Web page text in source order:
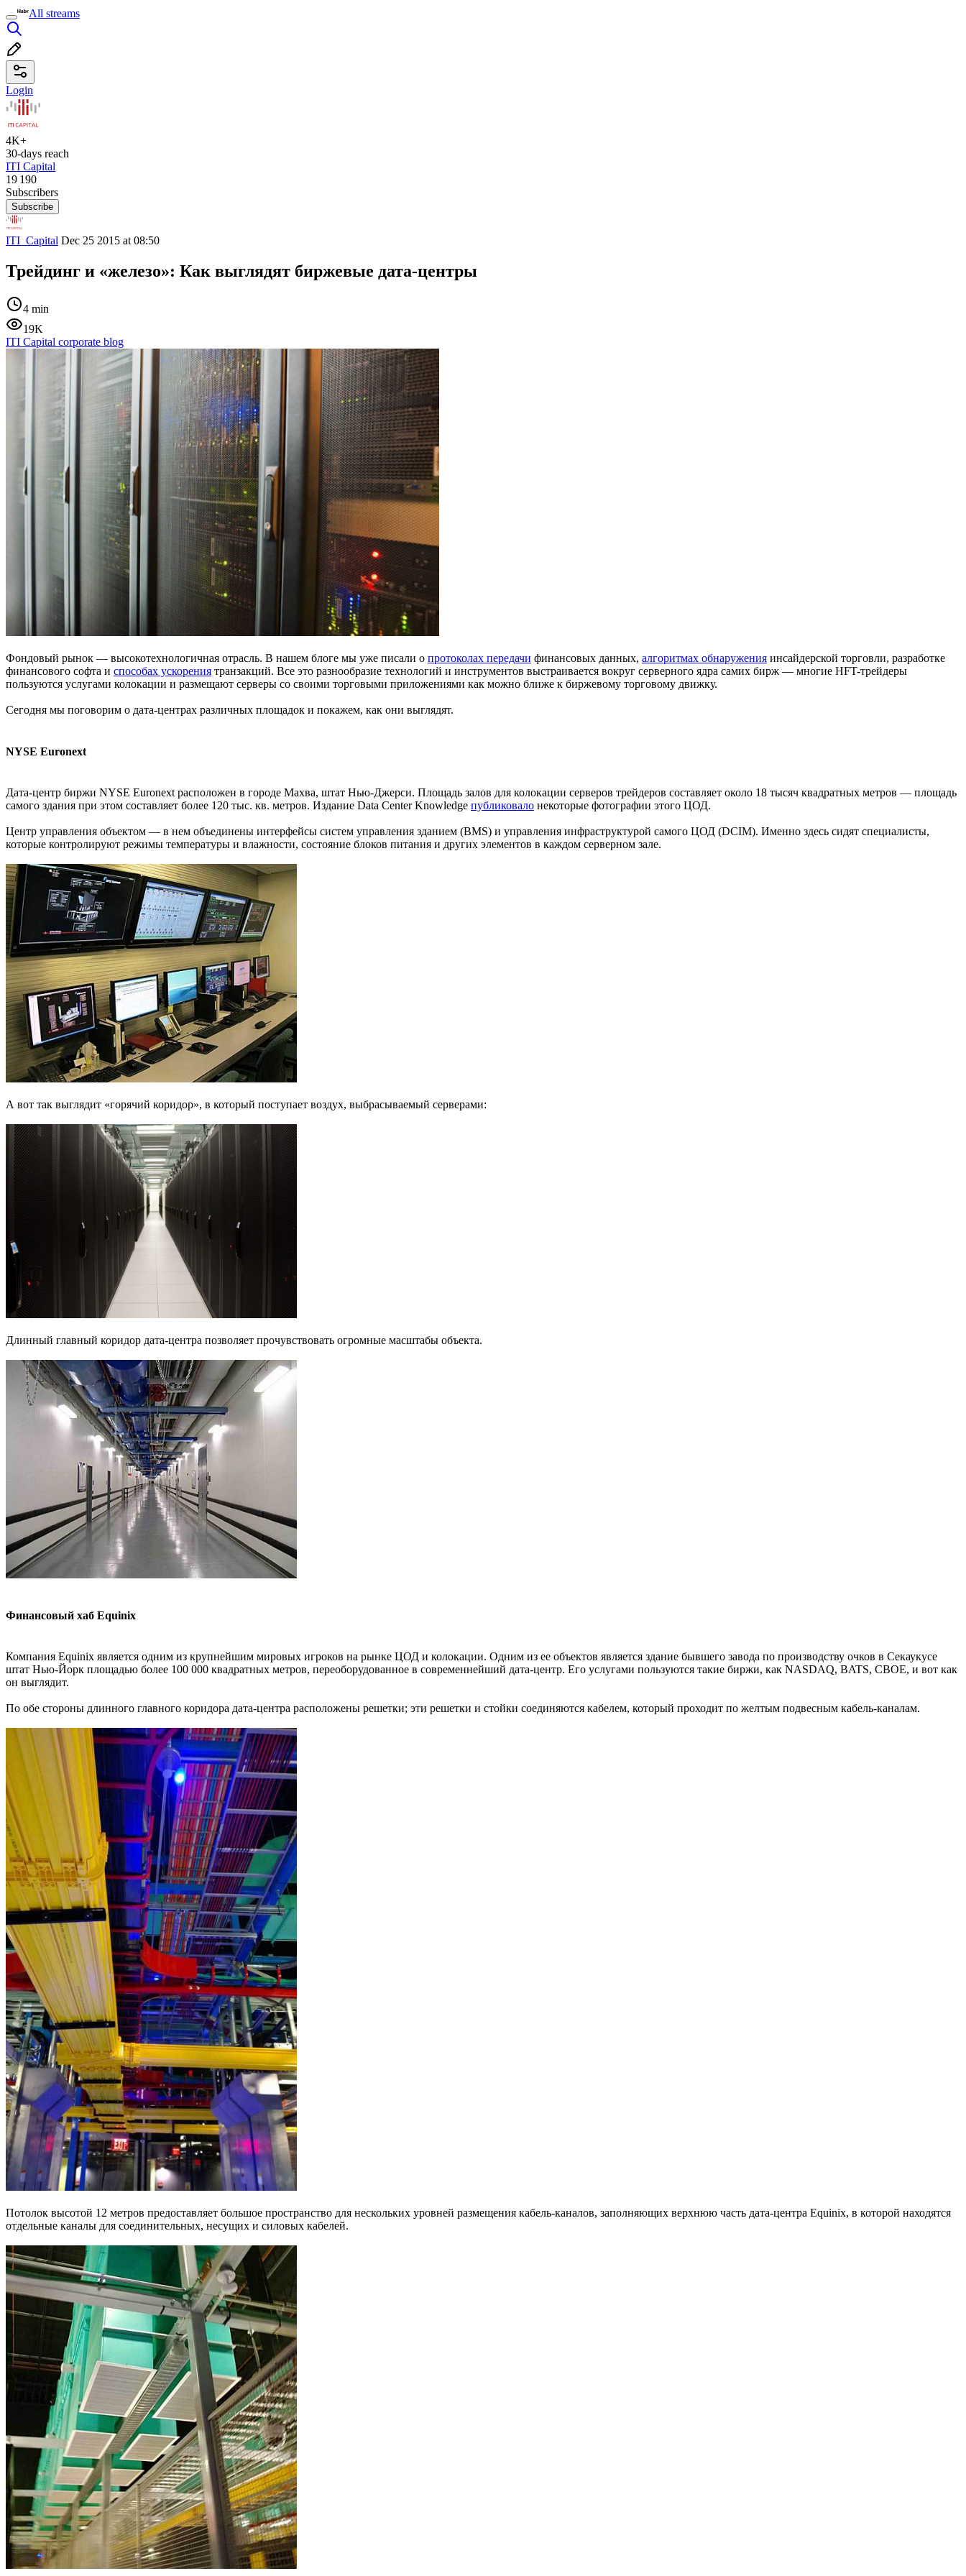
All streams
Login
4K+
30-days reach
ITI Capital
19 190
Subscribers
Subscribe
ITI_Capital Dec 25 2015 at 08:50
Трейдинг и «железо»: Как выглядят биржевые дата-центры
4 min
19K
ITI Capital corporate blog
Фондовый рынок — высокотехнологичная отрасль. В нашем блоге мы уже писали о протоколах передачи финансовых данных, алгоритмах обнаружения инсайдерской торговли, разработке
финансового софта и способах ускорения транзакций. Все это разнообразие технологий и инструментов выстраивается вокруг серверного ядра самих бирж — многие HFT-трейдеры
пользуются услугами колокации и размещают серверы со своими торговыми приложениями как можно ближе к биржевому торговому движку.
Сегодня мы поговорим о дата-центрах различных площадок и покажем, как они выглядят.
NYSE Euronext
Дата-центр биржи NYSE Euronext расположен в городе Махва, штат Нью-Джерси. Площадь залов для колокации серверов трейдеров составляет около 18 тысяч квадратных метров — площадь
самого здания при этом составляет более 120 тыс. кв. метров. Издание Data Center Knowledge публиковало некоторые фотографии этого ЦОД.
Центр управления объектом — в нем объединены интерфейсы систем управления зданием (BMS) и управления инфраструктурой самого ЦОД (DCIM). Именно здесь сидят специалисты,
которые контролируют режимы температуры и влажности, состояние блоков питания и других элементов в каждом серверном зале.
А вот так выглядит «горячий коридор», в который поступает воздух, выбрасываемый серверами:
Длинный главный коридор дата-центра позволяет прочувствовать огромные масштабы объекта.
Финансовый хаб Equinix
Компания Equinix является одним из крупнейшим мировых игроков на рынке ЦОД и колокации. Одним из ее объектов является здание бывшего завода по производству очков в Секаукусе
штат Нью-Йорк площадью более 100 000 квадратных метров, переоборудованное в современнейший дата-центр. Его услугами пользуются такие биржи, как NASDAQ, BATS, CBOE, и вот как
он выглядит.
По обе стороны длинного главного коридора дата-центра расположены решетки; эти решетки и стойки соединяются кабелем, который проходит по желтым подвесным кабель-каналам.
Потолок высотой 12 метров предоставляет большое пространство для нескольких уровней размещения кабель-каналов, заполняющих верхнюю часть дата-центра Equinix, в которой находятся
отдельные каналы для соединительных, несущих и силовых кабелей.